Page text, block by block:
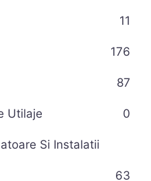
11
176
87
Utilaje 0
Si Instalatii
63